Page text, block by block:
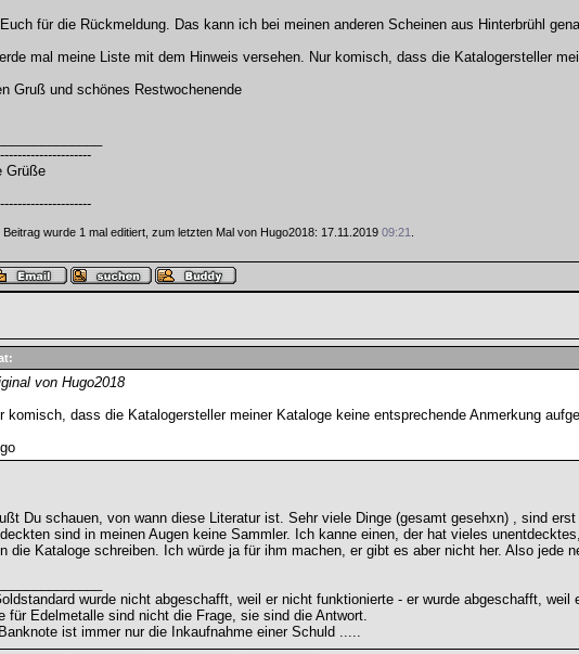
für die Rückmeldung. Das kann ich bei meinen anderen Scheinen aus Hinterbrühl
mal meine Liste mit dem Hinweis versehen. Nur komisch, dass die Katalogersteller
Gruß und schönes Restwochenende
Grüße
Beitrag wurde 1 mal editiert, zum letzten Mal von Hugo2018: 17.11.2019 09:21
von Hugo2018
komisch, dass die Katalogersteller meiner Kataloge keine entsprechende Anmerkung
Du schauen, von wann diese Literatur ist. Sehr viele Dinge (gesamt gesehxn) , sind
sind in meinen Augen keine Sammler. Ich kanne einen, der hat vieles
die Kataloge schreiben. Ich würde ja für ihm machen, er gibt es aber nicht her. Also jede
wurde nicht abgeschafft, weil er nicht funktionierte - er wurde abgeschafft, weil
für Edelmetalle sind nicht die Frage, sie sind die Antwort.
ist immer nur die Inkaufnahme einer Schuld .....